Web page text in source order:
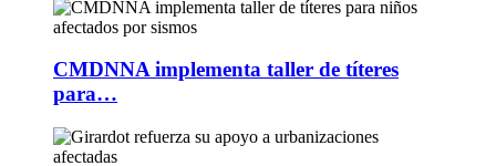
CMDNNA implementa taller de títeres
para…